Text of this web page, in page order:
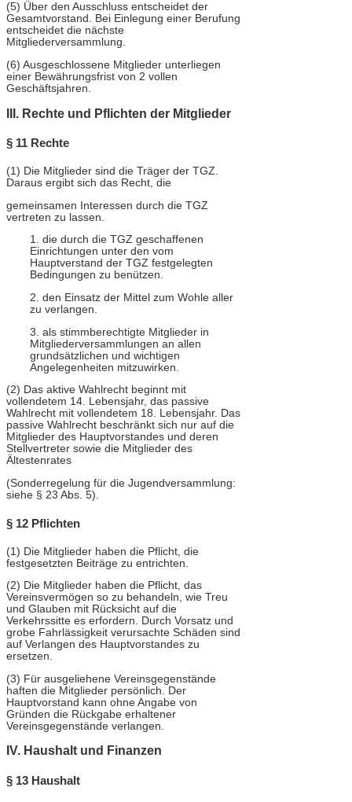
(5) Über den Ausschluss entscheidet der
Gesamtvorstand. Bei Einlegung einer Berufung
entscheidet die nächste
Mitgliederversammlung.
(6) Ausgeschlossene Mitglieder unterliegen
einer Bewährungsfrist von 2 vollen
Geschäftsjahren.
III. Rechte und Pflichten der Mitglieder
§ 11 Rechte
(1) Die Mitglieder sind die Träger der TGZ.
Daraus ergibt sich das Recht, die
gemeinsamen Interessen durch die TGZ
vertreten zu lassen.
1. die durch die TGZ geschaffenen
Einrichtungen unter den vom
Hauptverstand der TGZ festgelegten
Bedingungen zu benützen.
2. den Einsatz der Mittel zum Wohle aller
zu verlangen.
3. als stimmberechtigte Mitglieder in
Mitgliederversammlungen an allen
grundsätzlichen und wichtigen
Angelegenheiten mitzuwirken.
(2) Das aktive Wahlrecht beginnt mit
vollendetem 14. Lebensjahr, das passive
Wahlrecht mit vollendetem 18. Lebensjahr. Das
passive Wahlrecht beschränkt sich nur auf die
Mitglieder des Hauptvorstandes und deren
Stellvertreter sowie die Mitglieder des
Ältestenrates
(Sonderregelung für die Jugendversammlung:
siehe § 23 Abs. 5).
§ 12 Pflichten
(1) Die Mitglieder haben die Pflicht, die
festgesetzten Beiträge zu entrichten.
(2) Die Mitglieder haben die Pflicht, das
Vereinsvermögen so zu behandeln, wie Treu
und Glauben mit Rücksicht auf die
Verkehrssitte es erfordern. Durch Vorsatz und
grobe Fahrlässigkeit verursachte Schäden sind
auf Verlangen des Hauptvorstandes zu
ersetzen.
(3) Für ausgeliehene Vereinsgegenstände
haften die Mitglieder persönlich. Der
Hauptvorstand kann ohne Angabe von
Gründen die Rückgabe erhaltener
Vereinsgegenstände verlangen.
IV. Haushalt und Finanzen
§ 13 Haushalt